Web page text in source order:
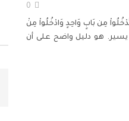
الصديق ح 34 – لاَ تَدْخُلُواْ مِن بَابٍ وَاحِدٍ وَادْخُلُواْ مِنْ
هو دليل واضح على أن